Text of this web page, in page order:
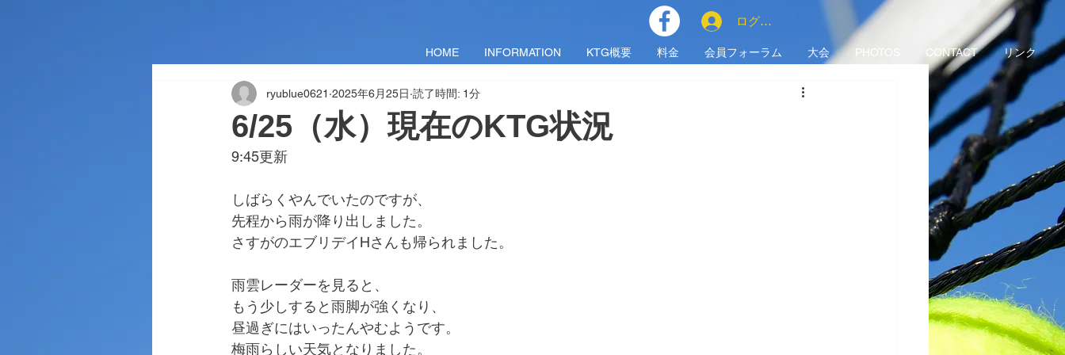
HOME INFORMATION KTG概要 料金 会員フォーラム 大会 PHOTOS CONTACT リンク
ログイン
6/25（水）現在のKTG状況
ryublue0621 2025年6月25日 読了時間: 1分
9:45更新
しばらくやんでいたのですが、
先程から雨が降り出しました。
さすがのエブリデイHさんも帰られました。
雨雲レーダーを見ると、
もう少しすると雨脚が強くなり、
昼過ぎにはいったんやむようです。
梅雨らしい天気となりました。